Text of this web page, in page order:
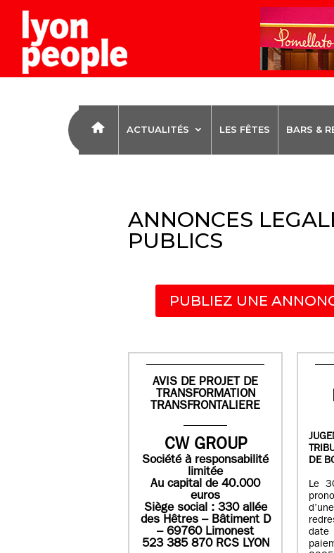
ACTUALITÉS LES FÊTES BARS &
ANNONCES
PUBLICS
PUBLIEZ UNE
AVIS DE PROJET DE
TRANSFORMATION
TRANSFRONTALIERE
CW GROUP
Société à responsabilité
limitée
Au capital de 40.000
euros
Siège social : 330 allée
des Hêtres – Bâtiment D
– 69760 Limonest
523 385 870 RCS LYON
DE
Le